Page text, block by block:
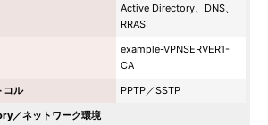
Active Directory、DNS、
RRAS
example-VPNSERVER1-
CA
コル
PPTP／SSTP
／ネットワーク環境